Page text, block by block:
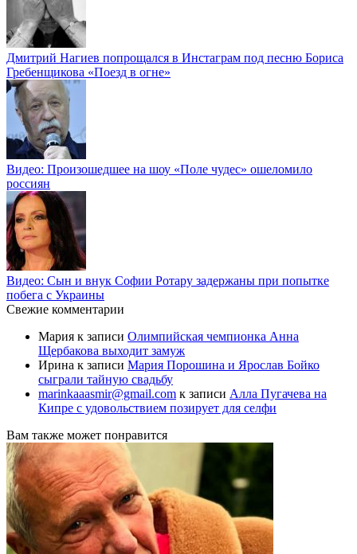
Дмитрий Нагиев попрощался в Инстаграм под песню Бориса
Гребенщикова «Поезд в огне»
Видео: Произошедшее на шоу «Поле чудес» ошеломило
россиян
Видео: Сын и внук Софии Ротару задержаны при попытке
побега с Украины
Свежие комментарии
Мария к записи Олимпийская чемпионка Анна
Щербакова выходит замуж
Ирина к записи Мария Порошина и Ярослав Бойко
сыграли тайную свадьбу
marinkaaasmir@gmail.com к записи Алла Пугачева на
Кипре с удовольствием позирует для селфи
Вам также может понравится